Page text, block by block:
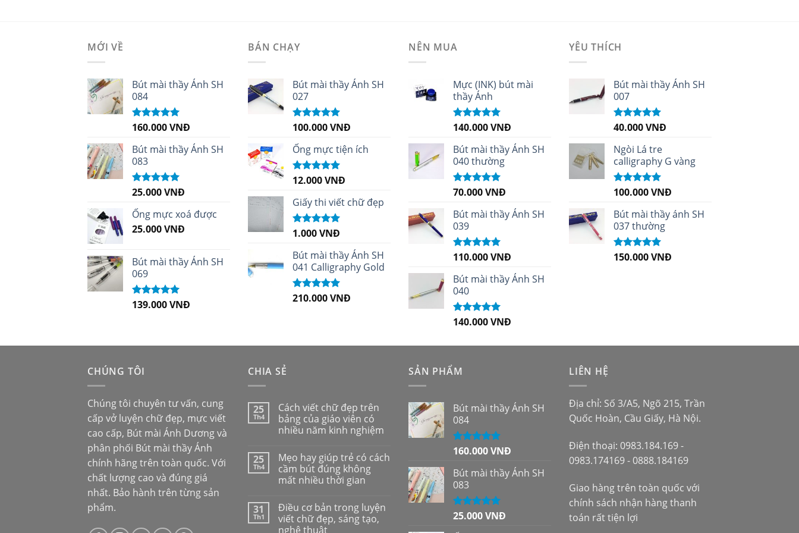
MỚI VỀ
Bút mài thầy Ánh SH
084
Được xếp
sao
160.000VNĐ
Bút mài thầy Ánh SH
083
Được xếp
sao
25.000VNĐ
Ống mực xoá được
25.000VNĐ
Bút mài thầy Ánh SH
069
Được xếp
139.000VNĐ
BÁN CHẠY
Bút mài thầy Ánh SH
027
Được xếp
sao
100.000VNĐ
Ống mực tiện ích
Được xếp
sao
12.000VNĐ
Giấy thi viết chữ đẹp
Được xếp
sao
1.000VNĐ
Bút mài thầy Ánh SH
041 Calligraphy Gold
Được xếp
210.000VNĐ
NÊN MUA
Mực (INK) bút mài
thầy Ánh
Được xếp
sao
140.000VNĐ
Bút mài thầy Ánh SH
040 thường
Được xếp
sao
70.000VNĐ
Bút mài thầy Ánh SH
039
Được xếp
sao
110.000VNĐ
Bút mài thầy Ánh SH
040
Được xếp
140.000VNĐ
YÊU THÍCH
Bút mài thầy Ánh SH
007
Được xếp
sao
40.000VNĐ
Ngòi Lá tre
calligraphy G vàng
Được xếp
sao
100.000VNĐ
Bút mài thầy ánh SH
037 thường
Được xếp
150.000VNĐ
CHÚNG TÔI
Chúng tôi chuyên tư vấn, cung
cấp vở luyện chữ đẹp, mực viết
cao cấp, Bút mài Ánh Dươngvà
phân phối Bút mài thầy Ánh
chính hãng trên toàn quốc. Với
chất lượng cao và đúng giá
nhất. Bảo hành trên từng sản
phẩm.
CHIA SẺ
25
Th4
Cách viết chữ đẹp trên
bảng của giáo viên có
nhiều năm kinh nghiệm
25
Th4
Mẹo hay giúp trẻ có cách
cầm bút đúng không
mất nhiều thời gian
31
Th1
Điều cơ bản trong luyện
viết chữ đẹp, sáng tạo,
nghệ thuật
SẢN PHẨM
Bút mài thầy Ánh SH
084
Được xếp
sao
160.000VNĐ
Bút mài thầy Ánh SH
083
Được xếp
25.000VNĐ
LIÊN HỆ
Địa chỉ: Số 3/A5, Ngõ 215, Trần
Quốc Hoàn, Cầu Giấy, Hà Nội.
Điện thoại: 0983.184.169 -
0983.174169 - 0888.184169
Giao hàng trên toàn quốc với
chính sách nhận hàng thanh
toán rất tiện lợi